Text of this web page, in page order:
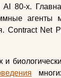
80-х.
агенты
Contract Net
и